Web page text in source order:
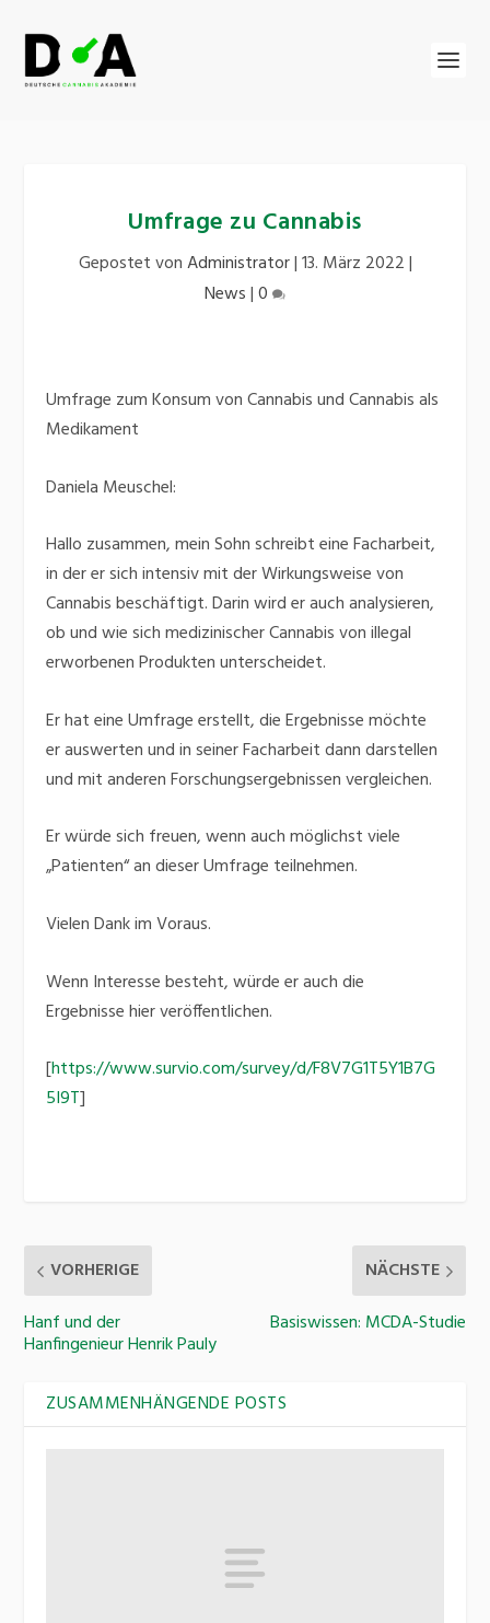
Umfrage zu Cannabis
Gepostet vonAdministrator|13. März 2022|
News|0
Umfrage zum Konsum von Cannabis und Cannabis als
Medikament
Daniela Meuschel:
Hallo zusammen, mein Sohn schreibt eine Facharbeit,
in der er sich intensiv mit der Wirkungsweise von
Cannabis beschäftigt. Darin wird er auch analysieren,
ob und wie sich medizinischer Cannabis von illegal
erworbenen Produkten unterscheidet.
Er hat eine Umfrage erstellt, die Ergebnisse möchte
er auswerten und in seiner Facharbeit dann darstellen
und mit anderen Forschungsergebnissen vergleichen.
Er würde sich freuen, wenn auch möglichst viele
„Patienten“ an dieser Umfrage teilnehmen.
Vielen Dank im Voraus.
Wenn Interesse besteht, würde er auch die
Ergebnisse hier veröffentlichen.
[https://www.survio.com/survey/d/F8V7G1T5Y1B7G
5I9T]
VORHERIGE
Hanf und der
Hanfingenieur Henrik Pauly
NÄCHSTE
Basiswissen: MCDA-Studie
ZUSAMMENHÄNGENDE POSTS